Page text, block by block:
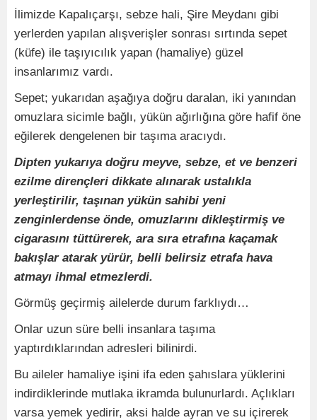
İlimizde Kapalıçarşı, sebze hali, Şire Meydanı gibi
yerlerden yapılan alışverişler sonrası sırtında sepet
(küfe) ile taşıyıcılık yapan (hamaliye) güzel
insanlarımız vardı.
Sepet; yukarıdan aşağıya doğru daralan, iki yanından
omuzlara sicimle bağlı, yükün ağırlığına göre hafif öne
eğilerek dengelenen bir taşıma aracıydı.
Dipten yukarıya doğru meyve, sebze, et ve benzeri
ezilme dirençleri dikkate alınarak ustalıkla
yerleştirilir, taşınan yükün sahibi yeni
zenginlerdense önde, omuzlarını dikleştirmiş ve
cigarasını tüttürerek, ara sıra etrafına kaçamak
bakışlar atarak yürür, belli belirsiz etrafa hava
atmayı ihmal etmezlerdi.
Görmüş geçirmiş ailelerde durum farklıydı…
Onlar uzun süre belli insanlara taşıma
yaptırdıklarından adresleri bilinirdi.
Bu aileler hamaliye işini ifa eden şahıslara yüklerini
indirdiklerinde mutlaka ikramda bulunurlardı. Açlıkları
varsa yemek yedirir, aksi halde ayran ve su içirerek